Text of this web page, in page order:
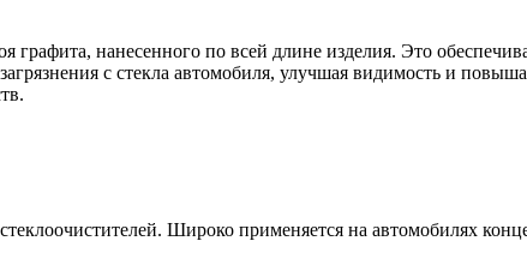
графита, нанесенного по всей длине изделия. Это
с стекла автомобиля, улучшая видимость и
Широко применяется на автомобилях